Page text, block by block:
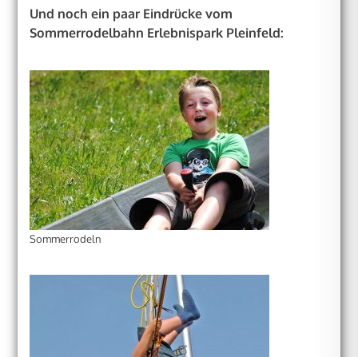
Und noch ein paar Eindrücke vom
Sommerrodelbahn Erlebnispark Pleinfeld:
Sommerrodeln